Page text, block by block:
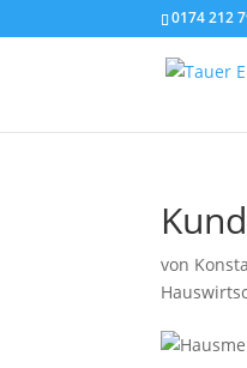
0174 212
von